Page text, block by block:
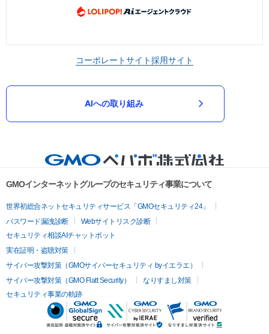
コーポレートサイト採用サイト
AIへの取り組み
GMOインターネットグループのセキュリティ事業について
世界初総合ネットセキュリティサービス「GMOセキュリティ24」
パスワード漏洩診断
Webサイトリスク診断
セキュリティ相談AIチャットボット
実在証明・盗聴対策
サイバー攻撃対策（GMOサイバーセキュリティ byイエラエ）
サイバー攻撃対策（GMO Flatt Security）
なりすまし対策
セキュリティ事業の軌跡